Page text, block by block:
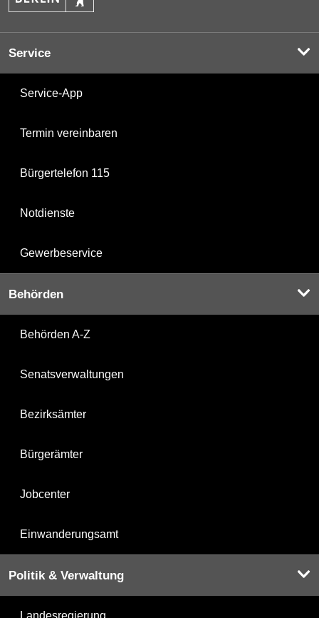
Service
Service-App
Termin vereinbaren
Bürgertelefon 115
Notdienste
Gewerbeservice
Behörden
Behörden A-Z
Senatsverwaltungen
Bezirksämter
Bürgerämter
Jobcenter
Einwanderungsamt
Politik & Verwaltung
Landesregierung